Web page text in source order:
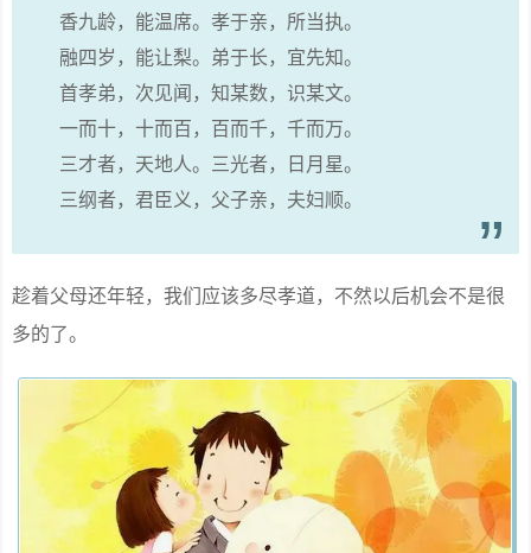
香九龄，能温席。孝于亲，所当执。
融四岁，能让梨。弟于长，宜先知。
首孝弟，次见闻，知某数，识某文。
一而十，十而百，百而千，千而万。
三才者，天地人。三光者，日月星。
三纲者，君臣义，父子亲，夫妇顺。
趁着父母还年轻，我们应该多尽孝道，不然以后机会不是很
多的了。